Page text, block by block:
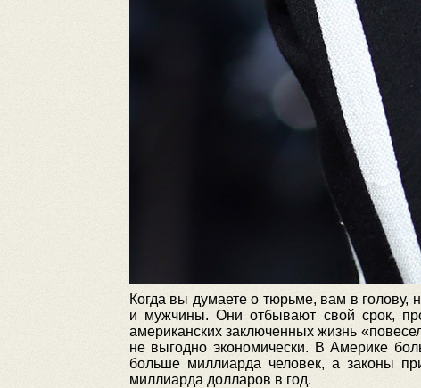
Когда вы думаете о тюрьме, вам в
и мужчины. Они отбывают свой срок,
американских заключенных жизнь
не выгодно экономически. В Америке
больше миллиарда человек, а законы
миллиарда долларов в год.